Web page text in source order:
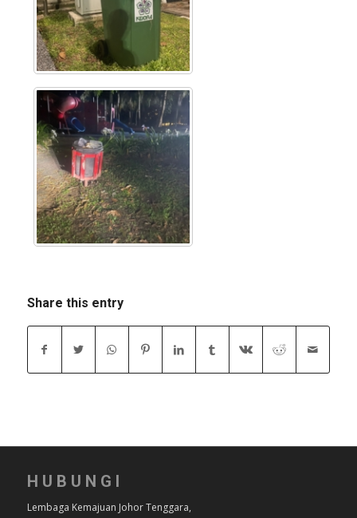
Share this entry
HUBUNGI
Lembaga Kemajuan Johor Tenggara,